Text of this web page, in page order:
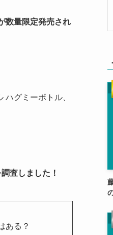
数量限定発売され
グミーボトル、
査しました！
ある？